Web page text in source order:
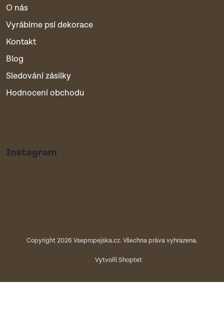
O nás
Vyrábíme psí dekorace
Kontakt
Blog
Sledování zásilky
Hodnocení obchodu
Instagram
Vytvořil Shoptet
Copyright 2026 Vsepropejska.cz. Všechna práva vyhrazena.